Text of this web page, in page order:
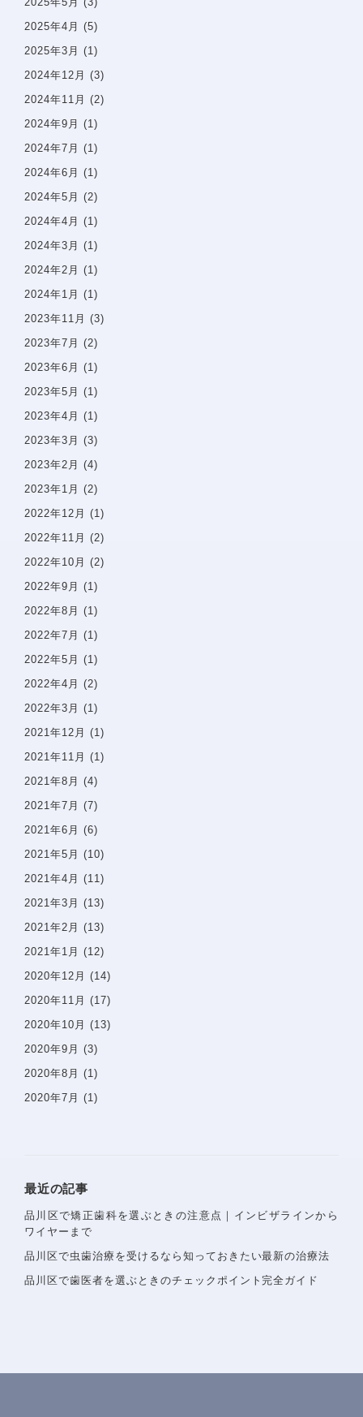
〒142−0051 東京都品川区平塚1-6-19 フォンテーヌ戸
詳しいアクセスを見る
矯正治療案内
矯正症例
治療費一覧
お知らせ・ブログ
プライバシーポリシー
サイトマップ
問診票
2025年4月 (5)
2025年3月 (1)
2024年12月 (3)
2024年11月 (2)
2024年9月 (1)
2024年7月 (1)
2024年6月 (1)
2024年5月 (2)
2024年4月 (1)
2024年3月 (1)
2024年2月 (1)
2024年1月 (1)
2023年11月 (3)
2023年7月 (2)
2023年6月 (1)
2023年5月 (1)
2023年4月 (1)
2023年3月 (3)
2023年2月 (4)
2023年1月 (2)
2022年12月 (1)
2022年11月 (2)
2022年10月 (2)
2022年9月 (1)
2022年8月 (1)
2022年7月 (1)
2022年5月 (1)
2022年4月 (2)
2022年3月 (1)
2021年12月 (1)
2021年11月 (1)
2021年8月 (4)
2021年7月 (7)
2021年6月 (6)
2021年5月 (10)
2021年4月 (11)
2021年3月 (13)
2021年2月 (13)
2021年1月 (12)
2020年12月 (14)
2020年11月 (17)
2020年10月 (13)
2020年9月 (3)
2020年8月 (1)
2020年7月 (1)
最近の記事
品川区で矯正歯科を選ぶときの注意点｜インビザラインから
ワイヤーまで
品川区で虫歯治療を受けるなら知っておきたい最新の治療法
品川区で歯医者を選ぶときのチェックポイント完全ガイド